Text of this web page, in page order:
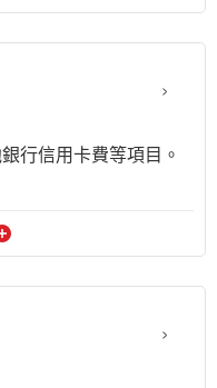
行信用卡費等項目。